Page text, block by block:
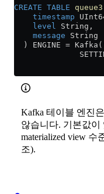
CREATE TABLE queue3
    timestamp
    level
String,
    message
String
  ) ENGINE
= Kafka(
Kafka 테이블 엔진은
않습니다. 기본값이
materialized view
조).